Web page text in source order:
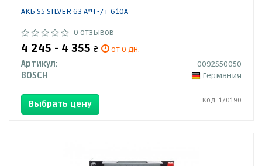
АКБ S5 SILVER 63 А*ч -/+ 610A
0 отзывов
4 245 - 4 355 ₴
от 0 дн.
Артикул:
0092S50050
BOSCH
Германия
Выбрать цену Код: 170190